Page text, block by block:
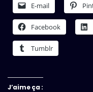
E-mail
Facebook
Tumblr
J’aime ça :